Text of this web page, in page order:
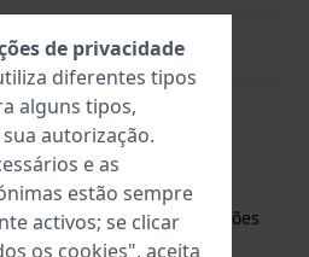
22 mm
Preto
Fivela dobrável com botões
de pressão
de privacidade
diferentes tipos
alguns tipos,
autorização.
e as
estão sempre
activos; se clicar
os cookies", aceita